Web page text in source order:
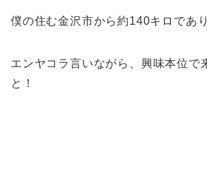
僕の住む金沢市から約140キロであり
エンヤコラ言いながら、興味本位で
と！